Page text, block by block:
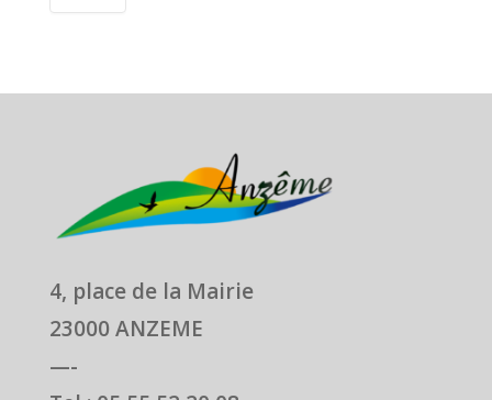
4, place de la Mairie
23000 ANZEME
—-